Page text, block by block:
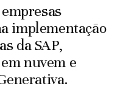
implementação
da SAP,
nuvem e